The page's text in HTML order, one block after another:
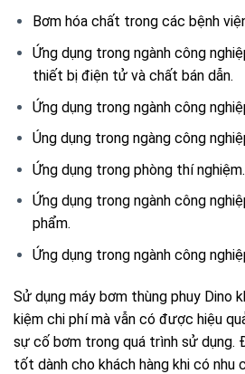
Bơm hóa chất trong các bệnh
Ứng dụng trong ngành công
thiết bị điện tử và chất bán dẫn.
Ứng dụng trong ngành công
Úng dụng trong ngàng công
Ứng dụng trong phòng thí nghiệm.
Ứng dụng trong ngành công
phẩm.
Ứng dụng trong ngành công
Sử dụng máy bơm thùng phuy Dino
kiệm chi phí mà vẫn có được hiệu
sự cố bơm trong quá trình sử dụng.
tốt dành cho khách hàng khi có nhu